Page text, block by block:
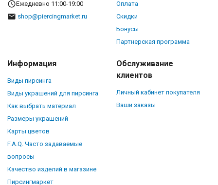
Ежедневно 11:00-19:00
shop@piercingmarket.ru
Оплата
Скидки
Бонусы
Партнерская программа
Информация
Виды пирсинга
Виды украшений для пирсинга
Как выбрать материал
Размеры украшений
Карты цветов
F.A.Q. Часто задаваемые
вопросы
Качество изделий в магазине
Пирсингмаркет
Обслуживание
клиентов
Личный кабинет покупателя
Ваши заказы